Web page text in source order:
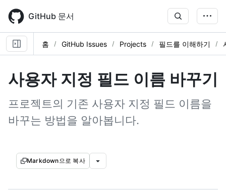
main
content
GitHub 문서
홈 GitHub Issues Projects 필드를 이해하기
사용자 지정 필드 이름 바꾸기
프로젝트의 기존 사용자 지정 필드 이름을
바꾸는 방법을 알아봅니다.
Markdown으로 복사